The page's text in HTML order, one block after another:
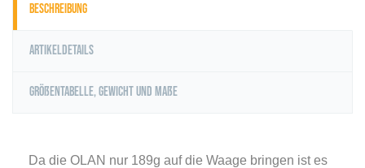
Beschreibung
Artikeldetails
Größentabelle, Gewicht und Maße
Da die OLAN nur 189g auf die Waage bringen ist es